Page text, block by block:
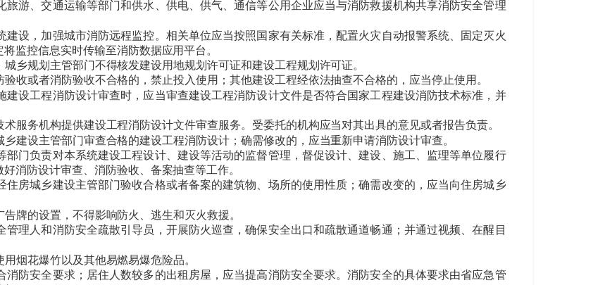
游、交通运输等部门和供水、供电、供气、通信等公用企业应当与消防救援机构共享消防安全管理
设，加强城市消防远程监控。相关单位应当按照国家有关标准，配置火灾自动报警系统、固定灭火
监控信息实时传输至消防数据应用平台。
乡规划主管部门不得核发建设用地规划许可证和建设工程规划许可证。
收或者消防验收不合格的，禁止投入使用；其他建设工程经依法抽查不合格的，应当停止使用。
设工程消防设计审查时，应当审查建设工程消防设计文件是否符合国家工程建设消防技术标准，并
服务机构提供建设工程消防设计文件审查服务。受委托的机构应当对其出具的意见或者报告负责。
建设主管部门审查合格的建设工程消防设计；确需修改的，应当重新申请消防设计审查。
门负责对本系统建设工程设计、建设等活动的监督管理，督促设计、建设、施工、监理等单位履行
消防设计审查、消防验收、备案抽查等工作。
房城乡建设主管部门验收合格或者备案的建筑物、场所的使用性质；确需改变的，应当向住房城乡
牌的设置，不得影响防火、逃生和灭火救援。
理人和消防安全疏散引导员，开展防火巡查，确保安全出口和疏散通道畅通；并通过视频、在醒目
烟花爆竹以及其他易燃易爆危险品。
防安全要求；居住人数较多的出租房屋，应当提高消防安全要求。消防安全的具体要求由省应急管